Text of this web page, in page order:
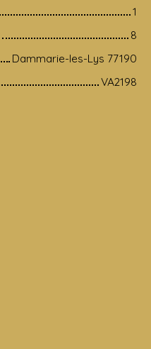
1
8
Dammarie-les-Lys 77190
VA2198